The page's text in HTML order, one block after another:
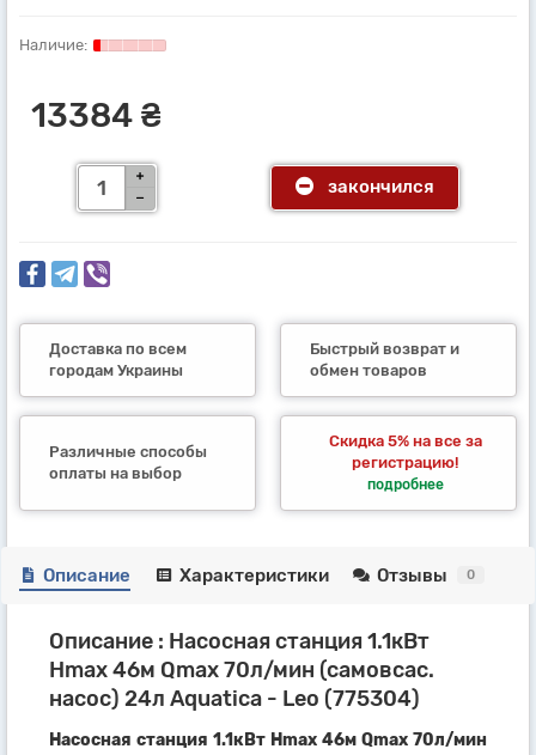
13384 ₴
закончился
Доставка по всем
городам Украины
Быстрый возврат и
обмен товаров
Различные способы
оплаты на выбор
Скидка 5% на все за
регистрацию!
подробнее
Описание Характеристики Отзывы 0
Описание : Насосная станция 1.1кВт
Hmax 46м Qmax 70л/мин (самовсас.
насос) 24л Aquatica - Leo (775304)
Насосная станция 1.1кВт Hmax 46м Qmax 70л/мин